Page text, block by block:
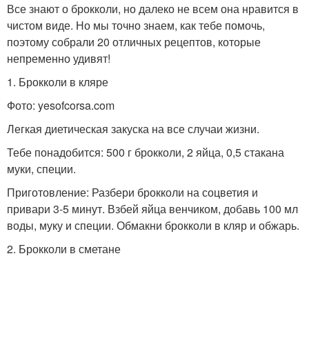
Все знают о брокколи, но далеко не всем она нравится в
чистом виде. Но мы точно знаем, как тебе помочь,
поэтому собрали 20 отличных рецептов, которые
непременно удивят!
1. Брокколи в кляре
Фото: yesofcorsa.com
Легкая диетическая закуска на все случаи жизни.
Тебе понадобится: 500 г брокколи, 2 яйца, 0,5 стакана
муки, специи.
Приготовление: Разбери брокколи на соцветия и
привари 3-5 минут. Взбей яйца венчиком, добавь 100 мл
воды, муку и специи. Обмакни брокколи в кляр и обжарь.
2. Брокколи в сметане